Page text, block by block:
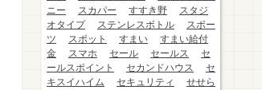
ニー
スカパー すすき野
スタジ
オタイプ
ステンレスボトル
スポー
ツ
スポット すまい
すまい給付
金
スマホ セール セールス
セ
ールスポイント
セカンドハウス
セ
キスイハイム
セキュリティ
せせら